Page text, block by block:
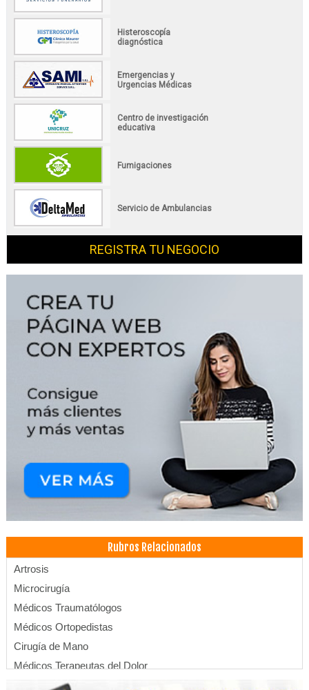
Histeroscopía
diagnóstica
Emergencias y
Urgencias Médicas
Centro de investigación
educativa
Fumigaciones
Servicio de Ambulancias
REGISTRA TU NEGOCIO
Rubros Relacionados
Artrosis
Microcirugía
Médicos Traumatólogos
Médicos Ortopedistas
Cirugía de Mano
Médicos Terapeutas del Dolor
Endoscopías